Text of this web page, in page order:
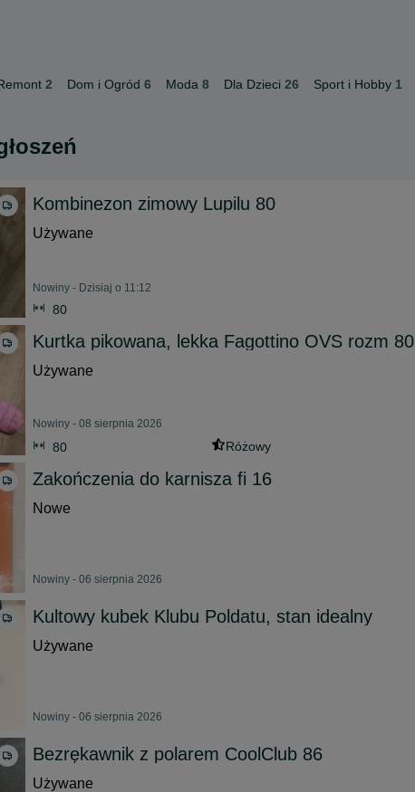
2 Dom i Ogród 6 Moda 8 Dla Dzieci 26 Sport i Hobby 1
Kombinezon zimowy Lupilu 80
Używane
Nowiny - Dzisiaj o 11:12
80
Kurtka pikowana, lekka Fagottino OVS rozm 80
Używane
Nowiny - 08 sierpnia 2026
80 Różowy
Zakończenia do karnisza fi 16
Nowe
Nowiny - 06 sierpnia 2026
Kultowy kubek Klubu Poldatu, stan idealny
Używane
Nowiny - 06 sierpnia 2026
Bezrękawnik z polarem CoolClub 86
Używane